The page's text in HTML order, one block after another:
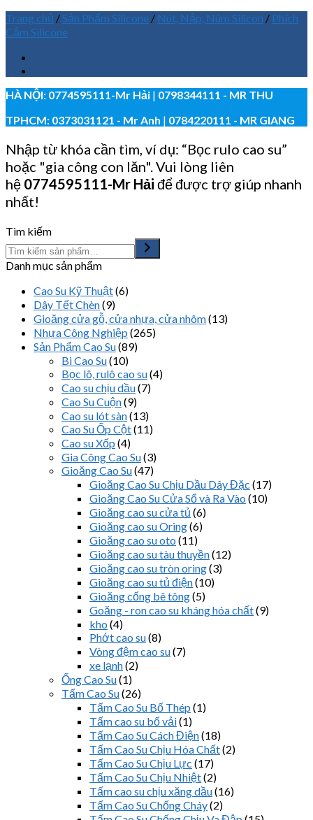
Trang chủ /Sản Phẩm Silicone / Nút, Nắp, Núm Silicon / Phích
Cắm Silicone
HÀ NỘI: 0774595111-Mr Hải | 0798344111 - MR THU
TPHCM: 0373031121 - Mr Anh | 0784220111 - MR GIANG
Nhập từ khóa cần tìm, ví dụ: “Bọc rulo cao su”
hoặc "gia công con lăn". Vui lòng liên
hệ 0774595111-Mr Hải để được trợ giúp nhanh
nhất!
Tìm kiếm
Danh mục sản phẩm
Cao Su Kỹ Thuật(6)
Dây Tết Chèn(9)
Gioăng cửa gỗ, cửa nhựa, cửa nhôm(13)
Nhựa Công Nghiệp (265)
Sản Phẩm Cao Su(89)
Bi Cao Su(10)
Bọc lô, rulô cao su(4)
Cao su chịu dầu(7)
Cao Su Cuộn(9)
Cao su lót sàn(13)
Cao Su Ốp Cột(11)
Cao su Xốp (4)
Gia Công Cao Su(3)
Gioăng Cao Su(47)
Gioăng Cao Su Chịu Dầu Dây Đặc (17)
Gioăng Cao Su Cửa Sổ và Ra Vào (10)
Gioăng cao su cửa tủ (6)
Gioăng cao su Oring(6)
Gioăng cao su oto (11)
Gioăng cao su tàu thuyền(12)
Gioăng cao su tròn oring(3)
Gioăng cao su tủ điện(10)
Gioăng cống bê tông(5)
Goăng - ron cao su kháng hóa chất(9)
kho (4)
Phớt cao su(8)
Vòng đệm cao su(7)
xe lạnh(2)
Ống Cao Su(1)
Tấm Cao Su(26)
Tấm Cao Su Bố Thép (1)
Tấm cao su bố vải(1)
Tấm Cao Su Cách Điện(18)
Tấm Cao Su Chịu Hóa Chất(2)
Tấm Cao Su Chịu Lực (17)
Tấm Cao Su Chịu Nhiệt(2)
Tấm cao su chịu xăng dầu(16)
Tấm Cao Su Chống Cháy(2)